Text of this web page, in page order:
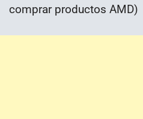
comprar productos AMD)